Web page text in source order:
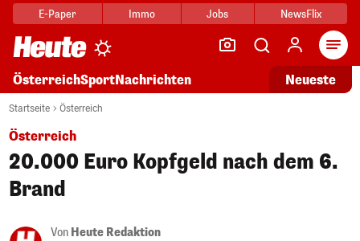
E-Paper Immo Jobs NewsFlix
ÖsterreichSportNachrichten Neueste
Startseite Österreich
Österreich
20.000 Euro Kopfgeld nach dem 6.
Brand
Von Heute Redaktion